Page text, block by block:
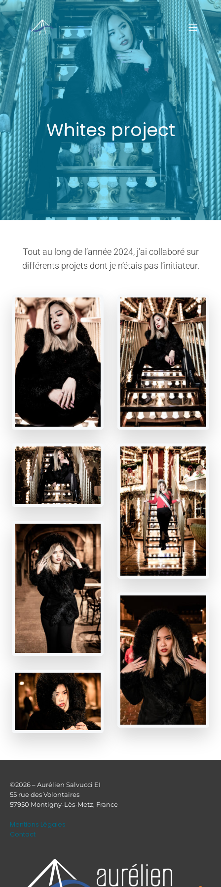
Whites project
Tout au long de l’année 2024, j’ai collaboré sur
différents projets dont je n’étais pas l’initiateur.
©2026 – Aurélien Salvucci EI
55 rue des Volontaires
57950 Montigny-Lès-Metz, France
Mentions Légales
Contact